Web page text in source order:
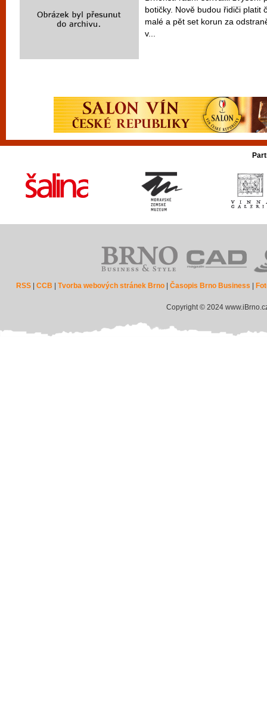
botičky. Nově budou řidiči platit
malé a pět set korun za
v...
RSS |CCB |Tvorba webových stránek Brno |Časopis Brno Business
Copyright © 2024